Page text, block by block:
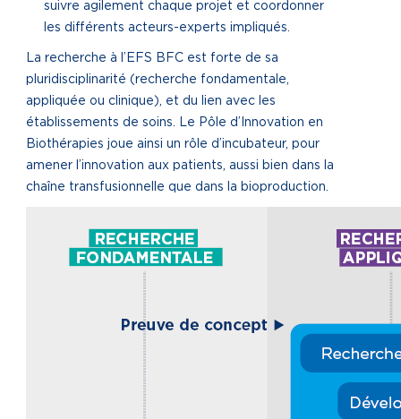
suivre agilement chaque projet et coordonner
les différents acteurs-experts impliqués.
La recherche à l’EFS BFC est forte de sa
pluridisciplinarité (recherche fondamentale,
appliquée ou clinique), et du lien avec les
établissements de soins. Le Pôle d’Innovation en
Biothérapies joue ainsi un rôle d’incubateur, pour
amener l’innovation aux patients, aussi bien dans la
chaîne transfusionnelle que dans la bioproduction.